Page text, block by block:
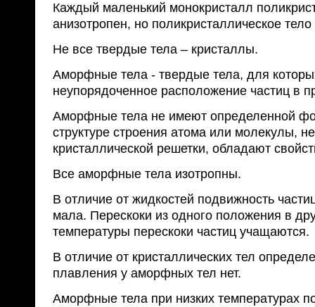
Каждый маленький монокристалл
анизотропен, но поликристаллическое тело
Не все твердые тела – кристаллы.
Аморфные тела - твердые тела, для
неупорядоченное расположение частиц в
Аморфные тела не имеют определенной
структуре строения атома или молекулы,
кристаллической решетки, обладают
Все аморфные тела изотропны.
В отличие от жидкостей подвижность
мала. Перескоки из одного положения в
температуры перескоки частиц учащаются.
В отличие от кристаллических тел
плавления у аморфных тел нет.
Аморфные тела при низких температурах